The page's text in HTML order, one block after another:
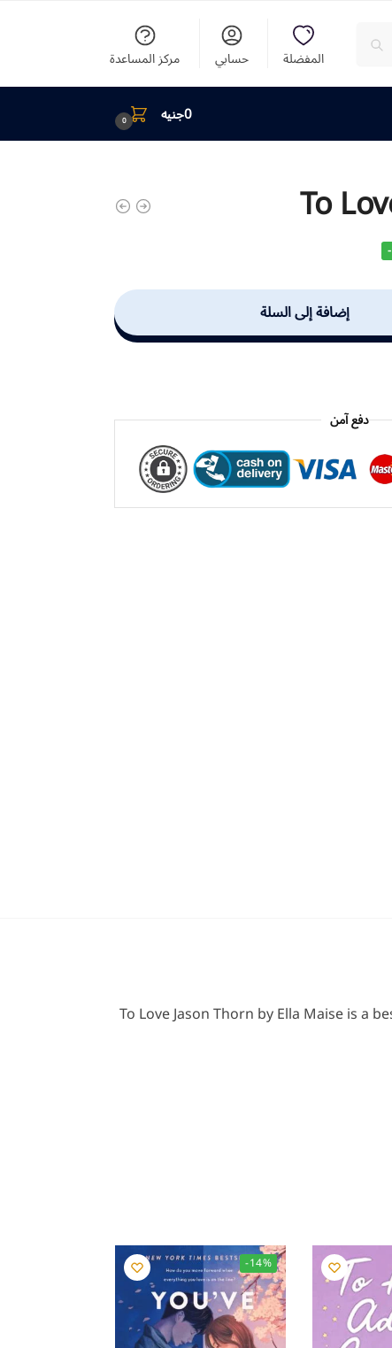
المفضلة حسابي مركز المساعدة
0جنيه 0
To
إضافة إلى السلة
دفع آمن
To Love Jason Thorn by Ella Maise is
-14%